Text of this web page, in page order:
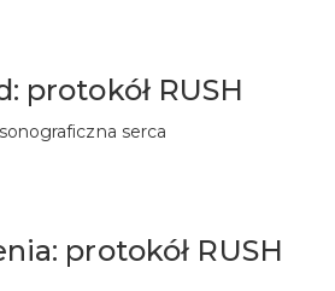
protokół RUSH
serca
protokół RUSH